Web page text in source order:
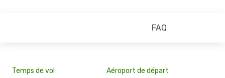
FAQ
Temps de vol Aéroport de départ